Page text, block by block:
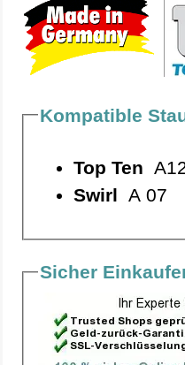
Kompatible
Top Ten
Swirl A 07
Sicher